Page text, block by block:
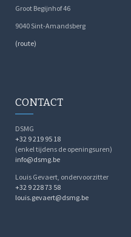
Groot Begijnhof 46
9040 Sint-Amandsberg
(route)
CONTACT
DSMG
+32 9 219 95 18
(enkel tijdens de openingsuren)
info@dsmg.be
Louis Gevaert, ondervoorzitter
+32 9 228 73 58
louis.gevaert@dsmg.be